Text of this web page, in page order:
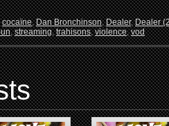
cocaïne,Dan Bronchinson,Dealer,Dealer
,streaming,trahisons,violence,vod